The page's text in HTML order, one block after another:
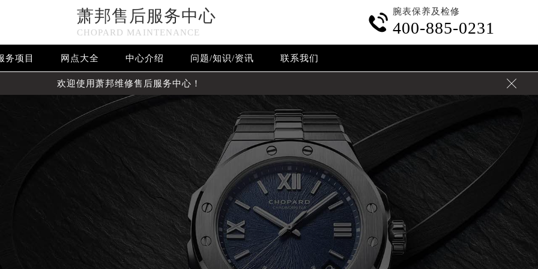
萧邦售后服务中心
CHOPARD MAINTENANCE

腕表保养及检修
400-885-0231
务项目 网点大全 中心介绍 问题/知识/资讯 联系我们
欢迎使用萧邦维修售后服务中心！ 